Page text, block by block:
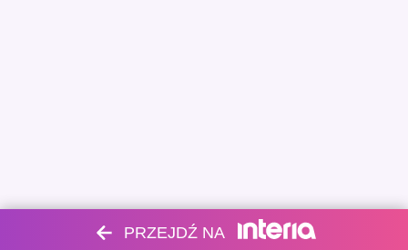
PRZEJDŹ NA